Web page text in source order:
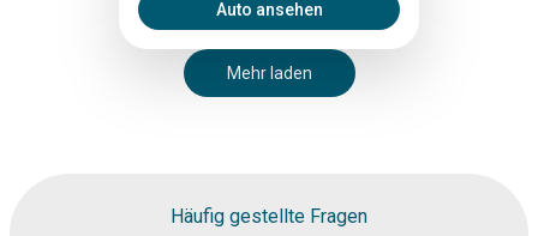
Auto ansehen
Mehr laden
Häufig gestellte Fragen